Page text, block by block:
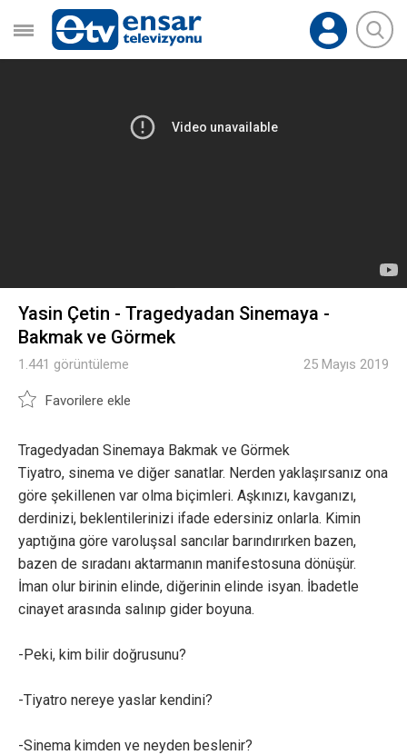
Yasin Çetin - Tragedyadan Sinemaya -
Bakmak ve Görmek
1.441 görüntüleme 25 Mayıs 2019
Favorilere ekle
Tragedyadan Sinemaya Bakmak ve Görmek
Tiyatro, sinema ve diğer sanatlar. Nerden yaklaşırsanız ona
göre şekillenen var olma biçimleri. Aşkınızı, kavganızı,
derdinizi, beklentilerinizi ifade edersiniz onlarla. Kimin
yaptığına göre varoluşsal sancılar barındırırken bazen,
bazen de sıradanı aktarmanın manifestosuna dönüşür.
İman olur birinin elinde, diğerinin elinde isyan. İbadetle
cinayet arasında salınıp gider boyuna.
-Peki, kim bilir doğrusunu?
-Tiyatro nereye yaslar kendini?
-Sinema kimden ve neyden beslenir?